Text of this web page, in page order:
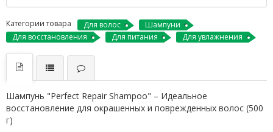
Категории товара Для волос
Шампуни
Для восстановления
Для питания Для увлажнения
Шампунь "Perfect Repair Shampoo" – Идеальное
восстановление для окрашенных и поврежденных волос (500
г)